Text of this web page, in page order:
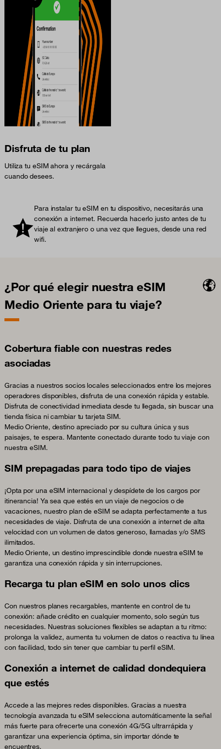
Disfruta de tu plan
Utiliza tu eSIM ahora y recárgala
cuando desees.
Para instalar tu eSIM en tu dispositivo, necesitarás una
conexión a internet. Recuerda hacerlo justo antes de tu
viaje al extranjero o una vez que llegues, desde una red
wifi.
¿Por qué elegir nuestra eSIM
Medio Oriente para tu viaje?
Cobertura fiable con nuestras redes
asociadas
Gracias a nuestros socios locales seleccionados entre los mejores
operadores disponibles, disfruta de una conexión rápida y estable.
Disfruta de conectividad inmediata desde tu llegada, sin buscar una
tienda física ni cambiar tu tarjeta SIM.
Medio Oriente, destino apreciado por su cultura única y sus
paisajes, te espera. Mantente conectado durante todo tu viaje con
nuestra eSIM.
SIM prepagadas para todo tipo de viajes
¡Opta por una eSIM internacional y despídete de los cargos por
itinerancia! Ya sea que estés en un viaje de negocios o de
vacaciones, nuestro plan de eSIM se adapta perfectamente a tus
necesidades de viaje. Disfruta de una conexión a internet de alta
velocidad con un volumen de datos generoso, llamadas y/o SMS
ilimitados.
Medio Oriente, un destino imprescindible donde nuestra eSIM te
garantiza una conexión rápida y sin interrupciones.
Recarga tu plan eSIM en solo unos clics
Con nuestros planes recargables, mantente en control de tu
conexión: añade crédito en cualquier momento, solo según tus
necesidades. Nuestras soluciones flexibles se adaptan a tu ritmo:
prolonga la validez, aumenta tu volumen de datos o reactiva tu línea
con facilidad, todo sin tener que cambiar tu perfil eSIM.
Conexión a internet de calidad dondequiera
que estés
Accede a las mejores redes disponibles. Gracias a nuestra
tecnología avanzada tu eSIM selecciona automáticamente la señal
más fuerte para ofrecerte una conexión 4G/5G ultrarrápida y
garantizar una experiencia óptima, sin importar dónde te
encuentres.